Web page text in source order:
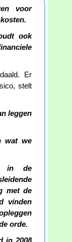
voor
ook
Er
stelt
leggen
wat we
in de
met de
vinden
orde.